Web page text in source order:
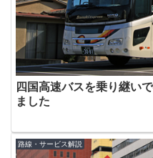
四国高速バスを乗り継い
ました
路線・サービス解説